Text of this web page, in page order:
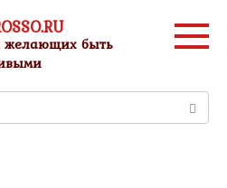
желающих быть